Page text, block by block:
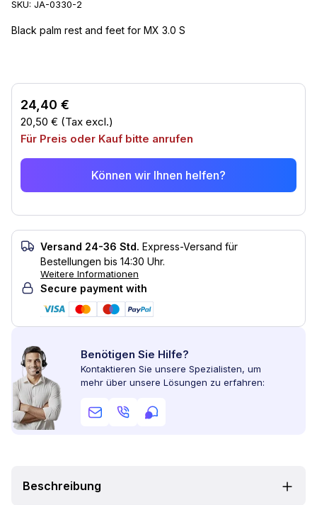
SKU: JA-0330-2
Black palm rest and feet for MX 3.0 S
24,40 €
20,50 € (Tax excl.)
Für Preis oder Kauf bitte anrufen
Können wir Ihnen helfen?
Versand 24-36 Std. Express-Versand für
Bestellungen bis 14:30 Uhr.
Weitere Informationen
Secure payment with
Benötigen Sie Hilfe?
Kontaktieren Sie unsere Spezialisten, um
mehr über unsere Lösungen zu erfahren:
Beschreibung